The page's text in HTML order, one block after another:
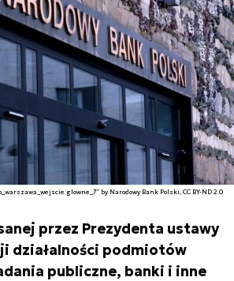
glowne_7” by Narodowy Bank Polski, CC BY-ND 2.0
przez Prezydenta ustawy
działalności podmiotów
publiczne, banki i inne